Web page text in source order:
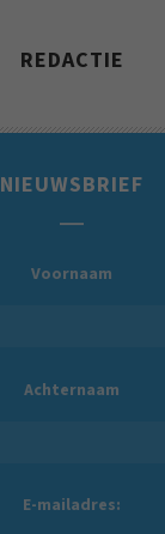
REDACTIE
NIEUWSBRIEF
Voornaam
Achternaam
E-mailadres: